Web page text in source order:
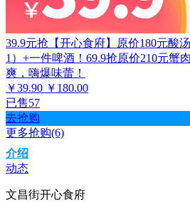
39.9元抢【开心食府】原价180元酸
1）+一件啤酒！69.9抢原价210元蟹
爽，嗨爆味蕾！
￥39.90 ￥180.00
已售57
去抢购
更多抢购(6)
介绍
动态
文昌街开心食府